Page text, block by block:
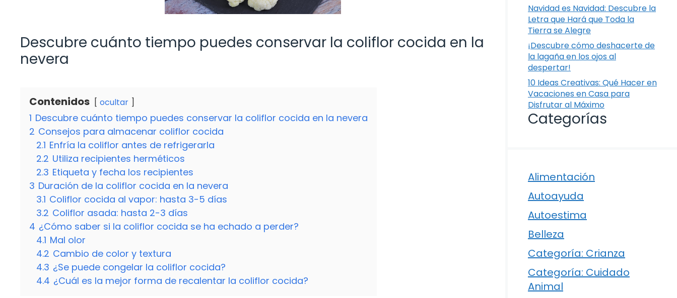
Descubre cuánto tiempo puedes conservar la coliflor cocida en la
nevera
Contenidos ocultar
1 Descubre cuánto tiempo puedes conservar la coliflor cocida en la nevera
2 Consejos para almacenar coliflor cocida
2.1 Enfría la coliflor antes de refrigerarla
2.2 Utiliza recipientes herméticos
2.3 Etiqueta y fecha los recipientes
3 Duración de la coliflor cocida en la nevera
3.1 Coliflor cocida al vapor: hasta 3-5 días
3.2 Coliflor asada: hasta 2-3 días
4 ¿Cómo saber si la coliflor cocida se ha echado a perder?
4.1 Mal olor
4.2 Cambio de color y textura
4.3 ¿Se puede congelar la coliflor cocida?
4.4 ¿Cuál es la mejor forma de recalentar la coliflor cocida?
Navidad es Navidad: Descubre la
Letra que Hará que Toda la
Tierra se Alegre
¡Descubre cómo deshacerte de
la lagaña en los ojos al
despertar!
10 Ideas Creativas: Qué Hacer en
Vacaciones en Casa para
Disfrutar al Máximo
Categorías
Alimentación
Autoayuda
Autoestima
Belleza
Categoría: Crianza
Categoría: Cuidado
Animal